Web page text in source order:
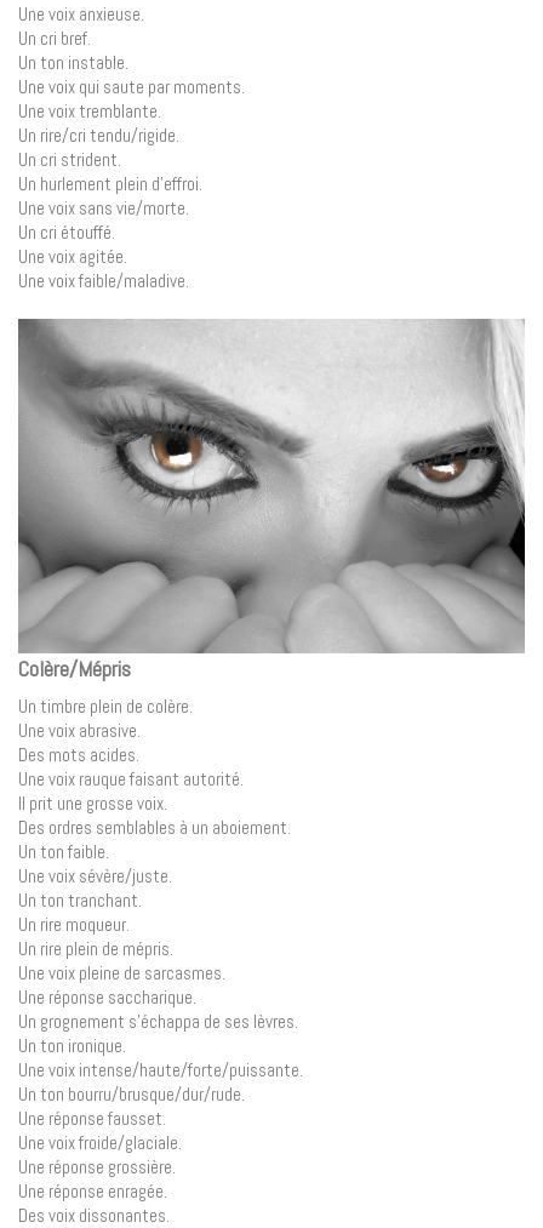
Une voix anxieuse.
Un cri bref.
Un ton instable.
Une voix qui saute par moments.
Une voix tremblante.
Un rire/cri tendu/rigide.
Un cri strident.
Un hurlement plein d’effroi.
Une voix sans vie/morte.
Un cri étouffé.
Une voix agitée.
Une voix faible/maladive.
Colère/Mépris
Un timbre plein de colère.
Une voix abrasive.
Des mots acides.
Une voix rauque faisant autorité.
Il prit une grosse voix.
Des ordres semblables à un aboiement.
Un ton faible.
Une voix sévère/juste.
Un ton tranchant.
Un rire moqueur.
Un rire plein de mépris.
Une voix pleine de sarcasmes.
Une réponse saccharique.
Un grognement s’échappa de ses lèvres.
Un ton ironique.
Une voix intense/haute/forte/puissante.
Un ton bourru/brusque/dur/rude.
Une réponse fausset.
Une voix froide/glaciale.
Une réponse grossière.
Une réponse enragée.
Des voix dissonantes.